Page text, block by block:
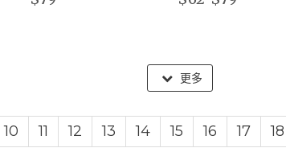
更多
10 11 12 13 14 15 16 17 18